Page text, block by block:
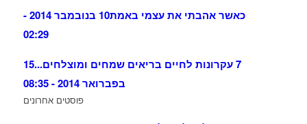
כאשר אהבתי את עצמי באמת
10 בנובמבר 2014 -
02:29
7 עקרונות לחיים בריאים שמחים ומוצלחים...
15
בפברואר 2014 - 08:35
פוסטים אחרונים